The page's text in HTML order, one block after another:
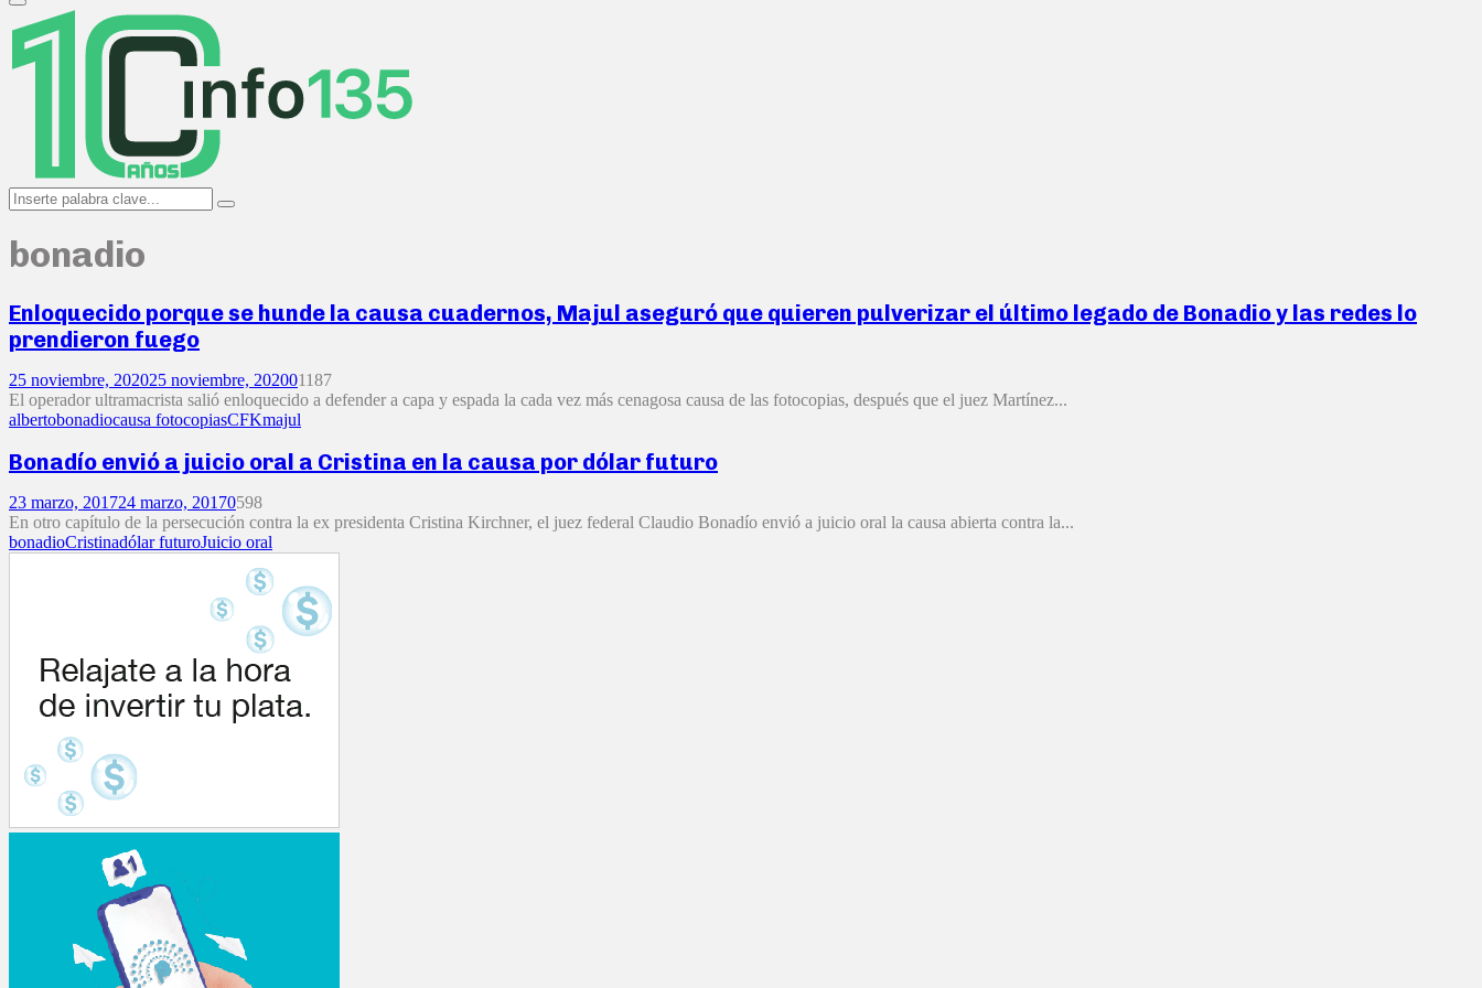
Primary
Menu
Search
for:
Search
bonadio
Enloquecido porque se hunde la causa cuadernos, Majul aseguró que quieren pulverizar el último legado de Bonadio y las redes lo
prendieron fuego
25 noviembre, 202025 noviembre, 202001187
El operador ultramacrista salió enloquecido a defender a capa y espada la cada vez más cenagosa causa de las fotocopias, después que el juez Martínez...
albertobonadiocausa fotocopiasCFKmajul
Bonadío envió a juicio oral a Cristina en la causa por dólar futuro
23 marzo, 201724 marzo, 20170598
En otro capítulo de la persecución contra la ex presidenta Cristina Kirchner, el juez federal Claudio Bonadío envió a juicio oral la causa abierta contra la...
bonadioCristinadólar futuroJuicio oral